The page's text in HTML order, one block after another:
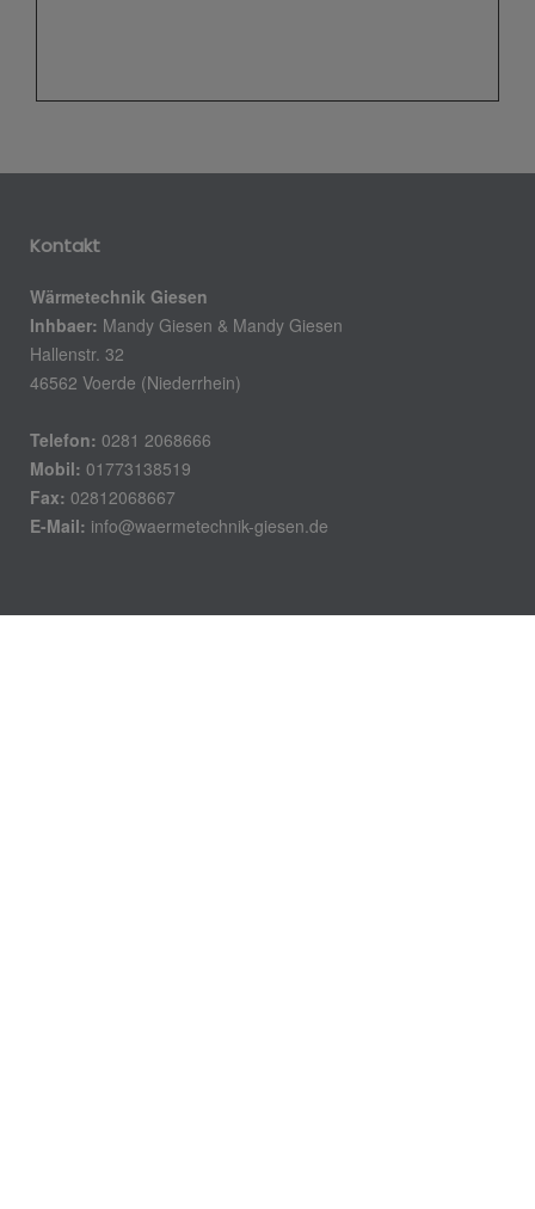
Kontakt
Wärmetechnik Giesen
Inhbaer: Mandy Giesen & Mandy Giesen
Hallenstr. 32
46562 Voerde (Niederrhein)
Telefon: 0281 2068666
Mobil: 01773138519
Fax: 02812068667
E-Mail: info@waermetechnik-giesen.de